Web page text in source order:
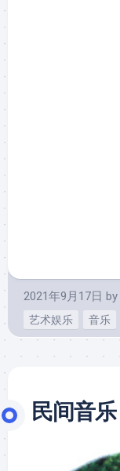
2021年9月17日 by
艺术娱乐
音乐
民间音乐